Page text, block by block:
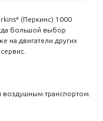
(Перкинс) 1000
большой выбор
на двигатели других
транспортом.